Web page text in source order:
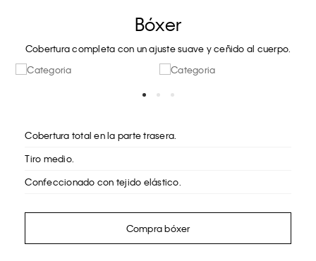
Bóxer
Cobertura completa con un ajuste suave y ceñido al cuerpo.
Cobertura total en la parte trasera.
Tiro medio.
Confeccionado con tejido elástico.
Compra bóxer